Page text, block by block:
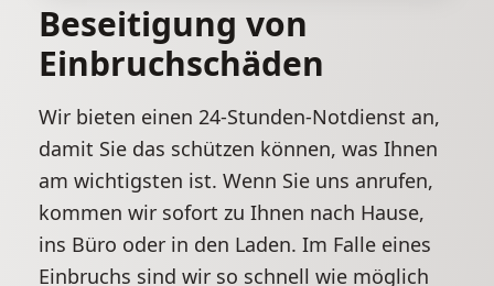
Beseitigung von
Einbruchschäden
Wir bieten einen 24-Stunden-Notdienst an,
damit Sie das schützen können, was Ihnen
am wichtigsten ist. Wenn Sie uns anrufen,
kommen wir sofort zu Ihnen nach Hause,
ins Büro oder in den Laden. Im Falle eines
Einbruchs sind wir so schnell wie möglich